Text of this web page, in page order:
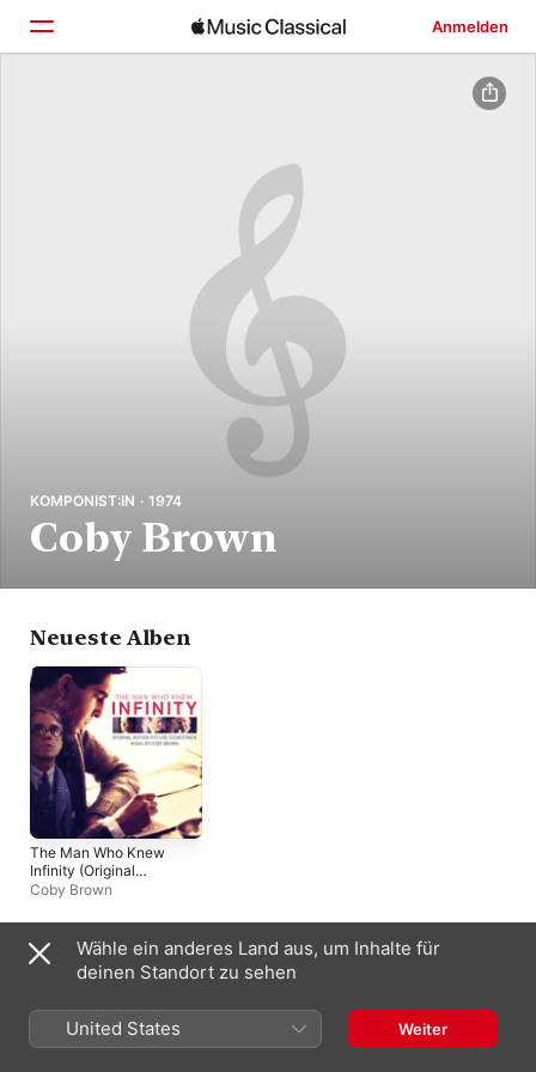
Anmelden
KOMPONIST:IN · 1974
Coby Brown
Neueste Alben
The Man Who Knew
Infinity (Original
Motion Picture
Coby Brown
Deutschland English (UK)
Copyright © 2026 Apple Inc. Alle Rechte vorbehalten.
Nutzungsbedingungen für Internetdienste
Apple Music und Datenschutz
Wähle ein anderes Land aus, um Inhalte für
deinen Standort zu sehen
United States Weiter